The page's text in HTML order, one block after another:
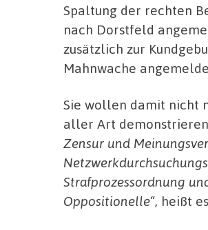
Spaltung der rechten
nach Dorstfeld
zusätzlich zur
Mahnwache
Sie wollen damit nicht
aller Art
Zensur und
Strafprozessordnung
Oppositionelle“, heißt